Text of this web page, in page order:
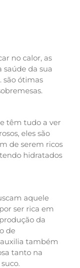
no calor, as
da sua
são ótimas
têm tudo a ver
eles são
de serem ricos
hidratados
aquele
ser rica em
da
de
também
tanto na